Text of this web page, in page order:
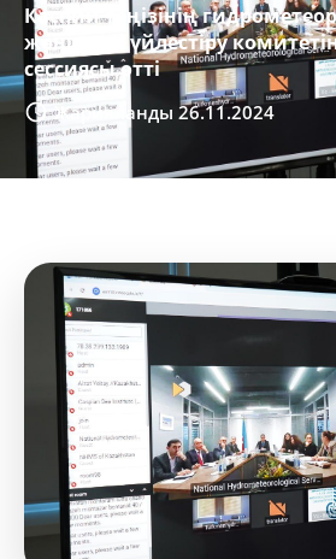
Каспий теңізінің
жөніндегі үйлестіру
сессиясы өтті
Жарияланды 26.11.2024